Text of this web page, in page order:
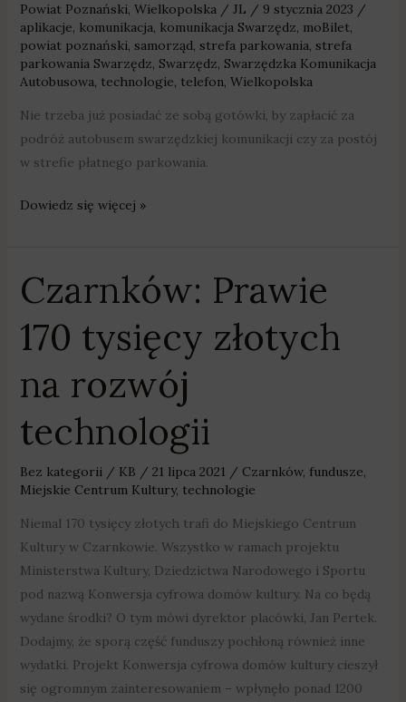
Powiat Poznański, Wielkopolska/ JL / 9 stycznia 2023 /
aplikacje, komunikacja, komunikacja Swarzędz, moBilet,
powiat poznański, samorząd, strefa parkowania, strefa
parkowania Swarzędz, Swarzędz, Swarzędzka Komunikacja
Autobusowa, technologie, telefon, Wielkopolska
Nie trzeba już posiadać ze sobą gotówki, by zapłacić za
podróż autobusem swarzędzkiej komunikacji czy za postój
w strefie płatnego parkowania.
Dowiedz się więcej »
Czarnków: Prawie
170 tysięcy złotych
na rozwój
technologii
Bez kategorii / KB / 21 lipca 2021 / Czarnków, fundusze
Miejskie Centrum Kultury, technologie
Niemal 170 tysięcy złotych trafi do Miejskiego Centrum
Kultury w Czarnkowie. Wszystko w ramach projektu
Ministerstwa Kultury, Dziedzictwa Narodowego i Sportu
pod nazwą Konwersja cyfrowa domów kultury. Na co będą
wydane środki? O tym mówi dyrektor placówki, Jan Pertek.
Dodajmy, że sporą część funduszy pochłoną również inne
wydatki. Projekt Konwersja cyfrowa domów kultury cieszył
się ogromnym zainteresowaniem – wpłynęło ponad 1200
Czarnków:
Prawie
170
tysięcy
na
rozwój
technologii